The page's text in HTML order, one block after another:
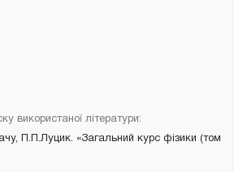
використаної літератури:
П.П.Луцик. «Загальний курс фізики (том